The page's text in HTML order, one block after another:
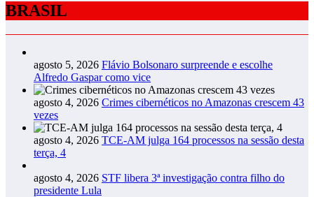
BRASIL
agosto 5, 2026 Flávio Bolsonaro surpreende e escolhe
Alfredo Gaspar como vice
agosto 4, 2026 Crimes cibernéticos no Amazonas crescem 43
vezes
agosto 4, 2026 TCE-AM julga 164 processos na sessão desta
terça, 4
agosto 4, 2026 STF libera 3ª investigação contra filho do
presidente Lula